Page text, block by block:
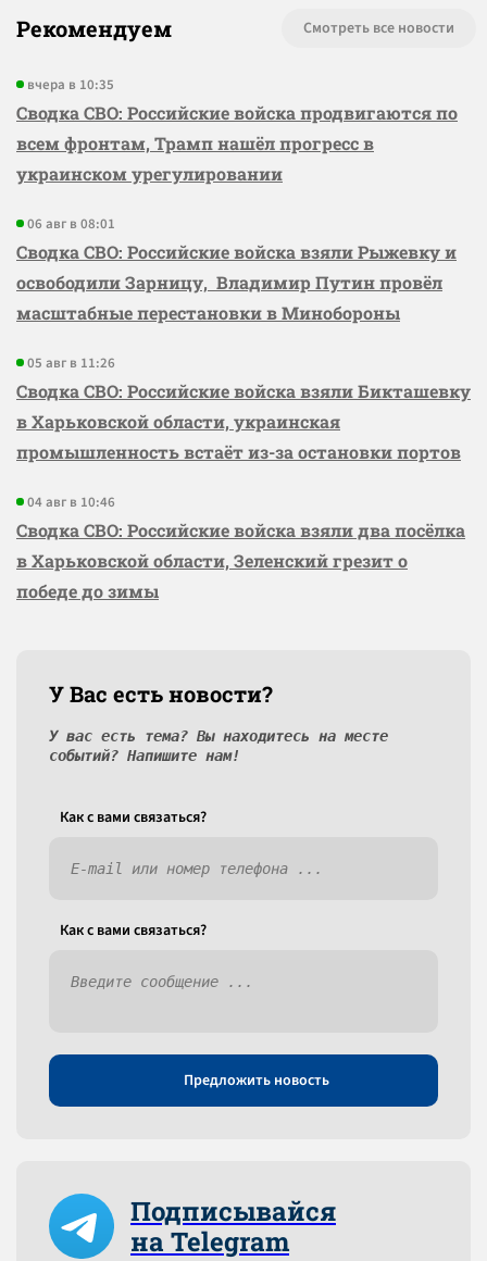
Рекомендуем Смотреть все новости
вчера в 10:35
Сводка СВО: Российские войска продвигаются по
всем фронтам, Трамп нашёл прогресс в
украинском урегулировании
06 авг в 08:01
Сводка СВО: Российские войска взяли Рыжевку и
освободили Зарницу, Владимир Путин провёл
масштабные перестановки в Минобороны
05 авг в 11:26
Сводка СВО: Российские войска взяли Бикташевку
в Харьковской области, украинская
промышленность встаёт из-за остановки портов
04 авг в 10:46
Сводка СВО: Российские войска взяли два посёлка
в Харьковской области, Зеленский грезит о
победе до зимы
У Вас есть новости?
У вас есть тема? Вы находитесь на месте
событий? Напишите нам!
Как c вами связаться?
Как c вами связаться?
Предложить новость
Подписывайся
на Telegram